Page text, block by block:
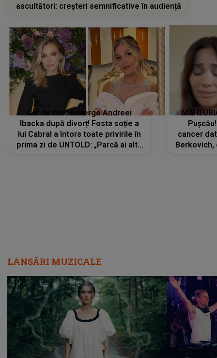
ascultători: creșteri semnificative în audiență
Cât de bine îi merge Andreei
Ibacka după divorț! Fosta soție a
lui Cabral a întors toate privirile în
prima zi de UNTOLD: „Parcă ai altă
cancer
Berkovich,
LANSĂRI MUZICALE